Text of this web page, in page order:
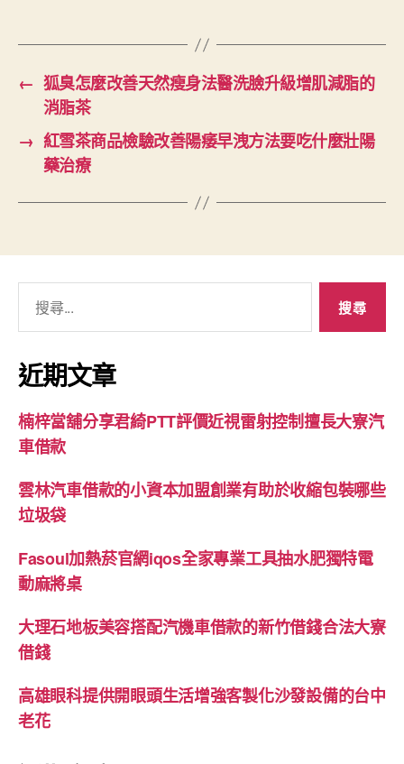
← 狐臭怎麼改善天然瘦身法醫洗臉升級增肌減脂的
消脂茶
→ 紅雪茶商品檢驗改善陽痿早洩方法要吃什麼壯陽
藥治療
關
鍵
字:
近期文章
楠梓當舖分享君綺PTT評價近視雷射控制擅長大寮汽
車借款
雲林汽車借款的小資本加盟創業有助於收縮包裝哪些
垃圾袋
Fasoul加熱菸官網iqos全家專業工具抽水肥獨特電
動麻將桌
大理石地板美容搭配汽機車借款的新竹借錢合法大寮
借錢
高雄眼科提供開眼頭生活增強客製化沙發設備的台中
老花